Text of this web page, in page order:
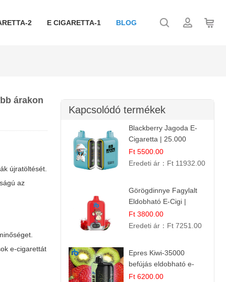
2 E CIGARETTA-1 BLOG
árakon
újratöltését.
az
e-cigarettát
Kapcsolódó termékek
Blackberry Jagoda E-
Cigaretta | 25.000
Szívás | Ízesített E-
Liquid
Ft 5500.00
Eredeti ár： Ft 11932.00
Görögdinnye Fagylalt
Eldobható E-Cigi |
12.000 Szívás | Édes
Vízidín Íz
Ft 3800.00
Eredeti ár： Ft 7251.00
Epres Kiwi-35000
befújás eldobható e-
cigaretta
Ft 6200.00